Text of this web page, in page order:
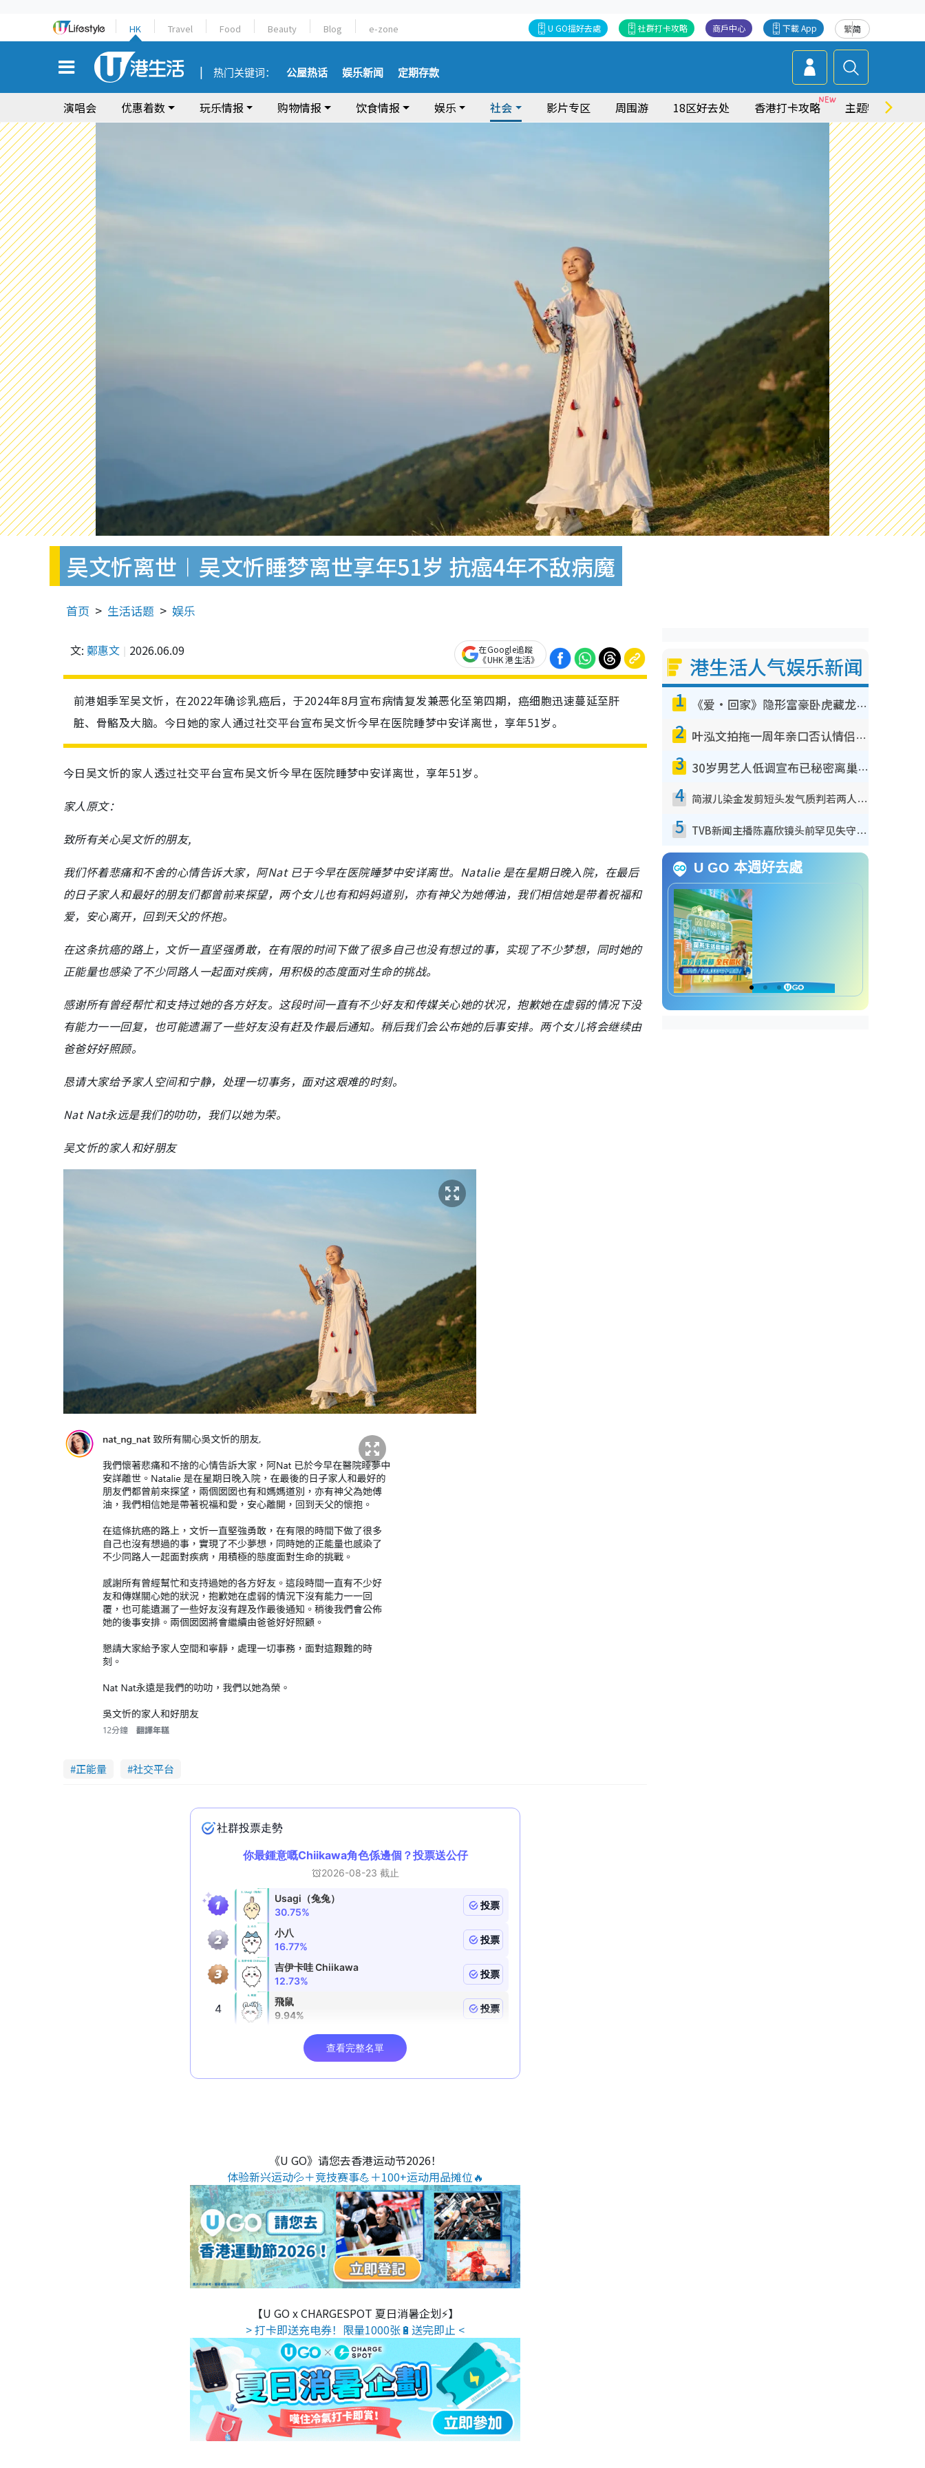
HK Travel Food Beauty Blog e-zone 繁简
下載 App
商戶中心
社群打卡攻略
U GO搵好去處
热门关键词： 公屋热话 娱乐新闻 定期存款
演唱会 优惠着数 玩乐情报 购物情报 饮食情报 娱乐 社会 影片专区 周围游 18区好去处 香港打卡攻略 主题特集
吴文忻离世︱吴文忻睡梦离世享年51岁 抗癌4年不敌病魔
首页 生活话题 娱乐
文: 鄭惠文 2026.06.09
在Google追蹤
《UHK 港生活》
前港姐季军吴文忻，在2022年确诊乳癌后，于2024年8月宣布病情复发兼恶化至第四期，癌细胞迅速蔓延至肝
脏、骨骼及大脑。今日她的家人通过社交平台宣布吴文忻今早在医院睡梦中安详离世，享年51岁。
今日吴文忻的家人透过社交平台宣布吴文忻今早在医院睡梦中安详离世，享年51岁。
家人原文：
致所有关心吴文忻的朋友,
我们怀着悲痛和不舍的心情告诉大家，阿Nat 已于今早在医院睡梦中安详离世。Natalie 是在星期日晚入院，在最后
的日子家人和最好的朋友们都曾前来探望，两个女儿也有和妈妈道别，亦有神父为她傅油，我们相信她是带着祝福和
爱，安心离开，回到天父的怀抱。
在这条抗癌的路上，文忻一直坚强勇敢，在有限的时间下做了很多自己也没有想过的事，实现了不少梦想，同时她的
正能量也感染了不少同路人一起面对疾病，用积极的态度面对生命的挑战。
感谢所有曾经帮忙和支持过她的各方好友。这段时间一直有不少好友和传媒关心她的状况，抱歉她在虚弱的情况下没
有能力一一回复，也可能遗漏了一些好友没有赶及作最后通知。稍后我们会公布她的后事安排。两个女儿将会继续由
爸爸好好照顾。
恳请大家给予家人空间和宁静，处理一切事务，面对这艰难的时刻。
Nat Nat永远是我们的叻叻，我们以她为荣。
吴文忻的家人和好朋友
正能量 社交平台
《U GO》请您去香港运动节2026！
体验新兴运动💦＋竞技赛事💪＋100+运动用品摊位🔥
【U GO x CHARGESPOT 夏日消暑企划⚡】
> 打卡即送充电券！限量1000张🔋送完即止 <
港生活人气娱乐新闻
1 《爱·回家》隐形富豪卧虎藏龙！盘点12位财气逼人的有钱艺人：这位美女3亿身家不愁做
2 叶泓文拍拖一周年亲口否认情侣关系？！被质疑感情造假竟称GM“普通同事”
3 30岁男艺人低调宣布已秘密离巢！人气急跌变失踪人口：“这几年过得并不容易”
4 简淑儿染金发剪短头发气质判若两人！吓坏老公麦大力都认不出：“你做什么？”
5 TVB新闻主播陈嘉欣镜头前罕见失守！遭林超英一句话突袭吓坏当场大笑
U GO 本週好去處